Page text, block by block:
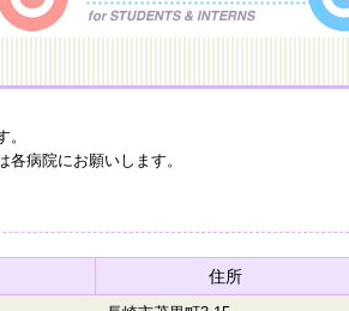
病院にお願いします。
住所